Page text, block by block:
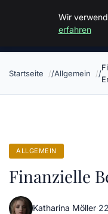
Malzminden
Startseite Allgemein
ALLGEMEIN
Finanzielle
Katharina Möller·
Wir
erfahren